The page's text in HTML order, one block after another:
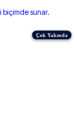
biçimde sunar.